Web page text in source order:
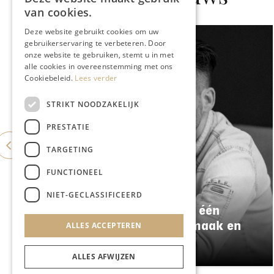
GASTRONOMIE
Damianz stapt over naar één
menu: meer kwaliteit, smaak en
duurzaamheid
van cookies.
Deze website gebruikt cookies om uw
gebruikerservaring te verbeteren. Door
onze website te gebruiken, stemt u in met
alle cookies in overeenstemming met ons
Cookiebeleid. Lees verder
STRIKT NOODZAKELIJK
PRESTATIE
TARGETING
FUNCTIONEEL
NIET-GECLASSIFICEERD
ALLES ACCEPTEREN
ALLES AFWIJZEN